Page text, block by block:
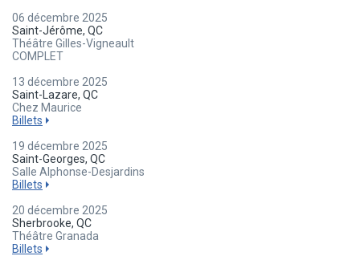
06 décembre 2025
Saint-Jérôme, QC
Théâtre Gilles-Vigneault
COMPLET
13 décembre 2025
Saint-Lazare, QC
Chez Maurice
Billets
19 décembre 2025
Saint-Georges, QC
Salle Alphonse-Desjardins
Billets
20 décembre 2025
Sherbrooke, QC
Théâtre Granada
Billets